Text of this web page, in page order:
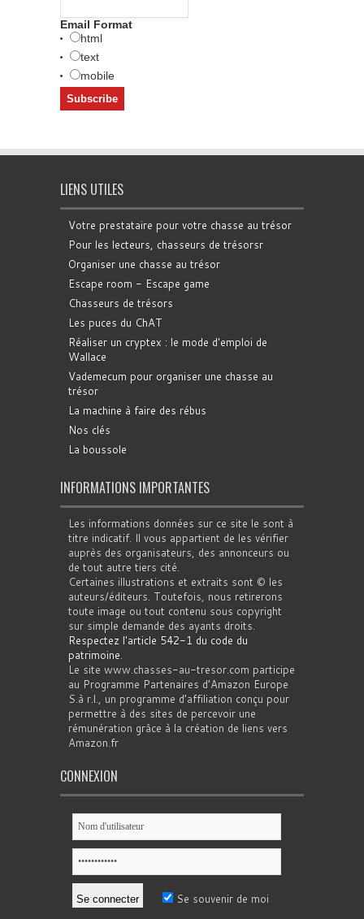
Email Format
html
text
mobile
LIENS UTILES
Votre prestataire pour votre chasse au trésor
Pour les lecteurs, chasseurs de trésorsr
Organiser une chasse au trésor
Escape room - Escape game
Chasseurs de trésors
Les puces du ChAT
Réaliser un cryptex : le mode d'emploi de
Wallace
Vademecum pour organiser une chasse au
trésor
La machine à faire des rébus
Nos clés
La boussole
INFORMATIONS IMPORTANTES
Les informations données sur ce site le sont à
titre indicatif. Il vous appartient de les vérifier
auprès des organisateurs, des annonceurs ou
de tout autre tiers cité.
Certaines illustrations et extraits sont © les
auteurs/éditeurs. Toutefois, nous retirerons
toute image ou tout contenu sous copyright
sur simple demande des ayants droits.
Respectez l'article 542-1 du code du
patrimoine.
Le site www.chasses-au-tresor.com participe
au Programme Partenaires d’Amazon Europe
S.à r.l., un programme d’affiliation conçu pour
permettre à des sites de percevoir une
rémunération grâce à la création de liens vers
Amazon.fr
CONNEXION
Se souvenir de moi